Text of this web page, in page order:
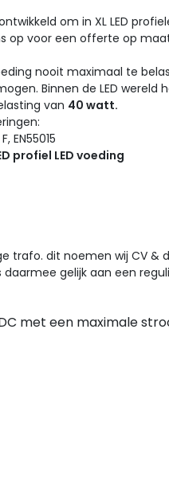
om in XL LED
voor een offerte op maat.
nooit maximaal te
Binnen de LED wereld
van 40 watt.
EN55015
profiel LED voeding
trafo. dit noemen wij CV
daarmee gelijk aan een
met een maximale